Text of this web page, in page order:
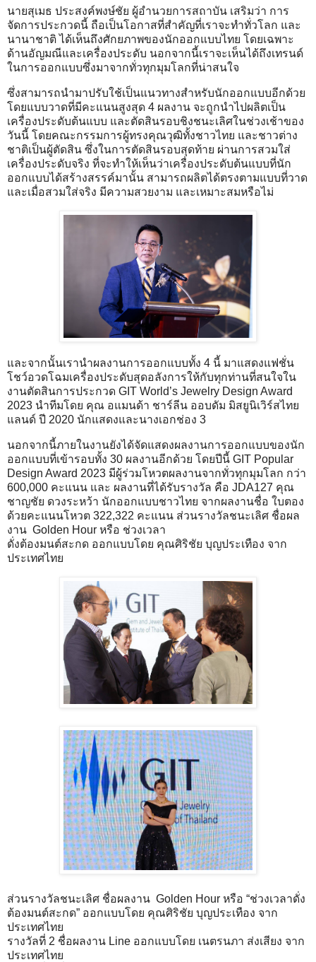
นายสุเมธ ประสงค์พงษ์ชัย ผู้อำนวยการสถาบัน เสริมว่า การ
จัดการประกวดนี้ ถือเป็นโอกาสที่สำคัญที่เราจะทำทั่วโลก และ
นานาชาติ ได้เห็นถึงศักยภาพของนักออกแบบไทย โดยเฉพาะ
ด้านอัญมณีและเครื่องประดับ นอกจากนี้เราจะเห็นได้ถึงเทรนด์
ในการออกแบบซึ่งมาจากทั่วทุกมุมโลกที่น่าสนใจ
ซึ่งสามารถนำมาปรับใช้เป็นแนวทางสำหรับนักออกแบบอีกด้วย
โดยแบบวาดที่มีคะแนนสูงสุด 4 ผลงาน จะถูกนำไปผลิตเป็น
เครื่องประดับต้นแบบ และตัดสินรอบชิงชนะเลิศในช่วงเช้าของ
วันนี้ โดยคณะกรรมการผู้ทรงคุณวุฒิทั้งชาวไทย และชาวต่าง
ชาติเป็นผู้ตัดสิน ซึ่งในการตัดสินรอบสุดท้าย ผ่านการสวมใส่
เครื่องประดับจริง ที่จะทำให้เห็นว่าเครื่องประดับต้นแบบที่นัก
ออกแบบได้สร้างสรรค์มานั้น สามารถผลิตได้ตรงตามแบบที่วาด
และเมื่อสวมใส่จริง มีความสวยงาม และเหมาะสมหรือไม่
และจากนั้นเรานำผลงานการออกแบบทั้ง 4 นี้ มาแสดงแฟชั่น
โชว์อวดโฉมเครื่องประดับสุดอลังการให้กับทุกท่านที่สนใจใน
งานตัดสินการประกวด GIT World’s Jewelry Design Award
2023 นำทีมโดย คุณ อแมนด้า ชาร์ลีน ออบดัม มิสยูนิเวิร์สไทย
แลนด์ ปี 2020 นักแสดงและนางเอกช่อง 3
นอกจากนี้ภายในงานยังได้จัดแสดงผลงานการออกแบบของนัก
ออกแบบที่เข้ารอบทั้ง 30 ผลงานอีกด้วย โดยปีนี้ GIT Popular
Design Award 2023 มีผู้ร่วมโหวตผลงานจากทั่วทุกมุมโลก กว่า
600,000 คะแนน และ ผลงานที่ได้รับรางวัล คือ JDA127 คุณ
ชาญชัย ดวงระหว้า นักออกแบบชาวไทย จากผลงานชื่อ ใบตอง
ด้วยคะแนนโหวต 322,322 คะแนน ส่วนรางวัลชนะเลิศ ชื่อผล
งาน Golden Hour หรือ ช่วงเวลา
ดั่งต้องมนต์สะกด ออกแบบโดย คุณศิริชัย บุญประเทือง จาก
ประเทศไทย
ส่วนรางวัลชนะเลิศ ชื่อผลงาน Golden Hour หรือ “ช่วงเวลาดั่ง
ต้องมนต์สะกด” ออกแบบโดย คุณศิริชัย บุญประเทือง จาก
ประเทศไทย
รางวัลที่ 2 ชื่อผลงาน Line ออกแบบโดย เนตรนภา ส่งเสียง จาก
ประเทศไทย